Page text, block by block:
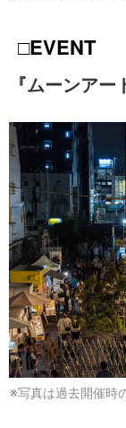
□EVENT
『ムーンアー
※写真は過去開催時